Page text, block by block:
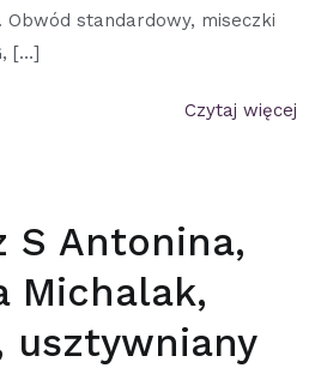
standardowy, miseczki
[…]
Czytaj więcej
S Antonina,
Michalak,
usztywniany